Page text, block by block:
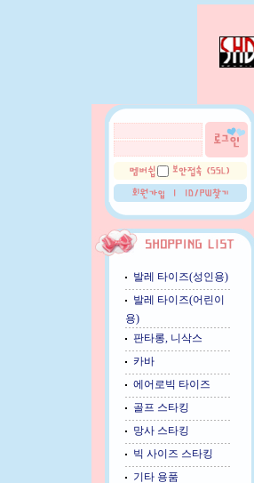
발레 타이즈(성인용)
발레 타이즈(어린이
용)
판타롱, 니삭스
카바
에어로빅 타이즈
골프 스타킹
망사 스타킹
빅 사이즈 스타킹
기타 용품